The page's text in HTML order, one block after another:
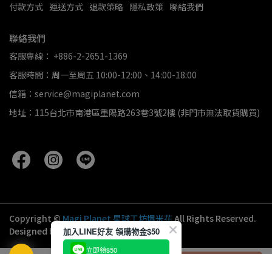
付款方式 運送方式 退款策略 隱私政策 聯絡我們
聯絡我們
客服專線： +886-2-2651-1369
客服時間：周一至周五 10:00-12:00、14:00-18:00
信箱：service@magiplanet.com
地址：115台北市南港區重陽路263巷3號2樓 (非門市無法取貨購買)
Copyright ©Magi Planet 星球工坊爆米花All Rights Reserved.
Designed by
CYBERBIZ.
加入LINE好友 領購物金$50
立即領$50